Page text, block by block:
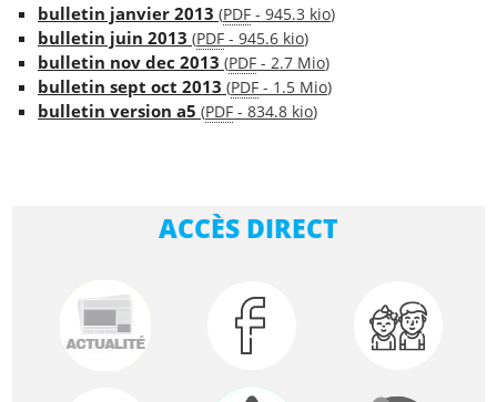
bulletin janvier 2013 (PDF - 945.3 kio)
bulletin juin 2013 (PDF - 945.6 kio)
bulletin nov dec 2013 (PDF - 2.7 Mio)
bulletin sept oct 2013 (PDF - 1.5 Mio)
bulletin version a5 (PDF - 834.8 kio)
ACCÈS DIRECT